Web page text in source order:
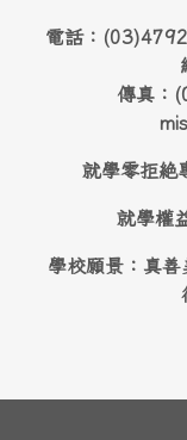
電話：
傳真：
就學零拒
就學權
學校願景：真